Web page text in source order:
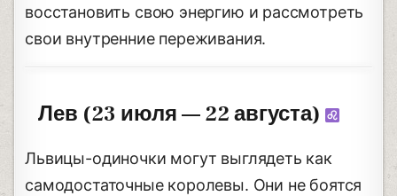
восстановить свою энергию и рассмотреть
свои внутренние переживания.
Лев (23 июля — 22 августа)
Львицы-одиночки могут выглядеть как
самодостаточные королевы. Они не боятся